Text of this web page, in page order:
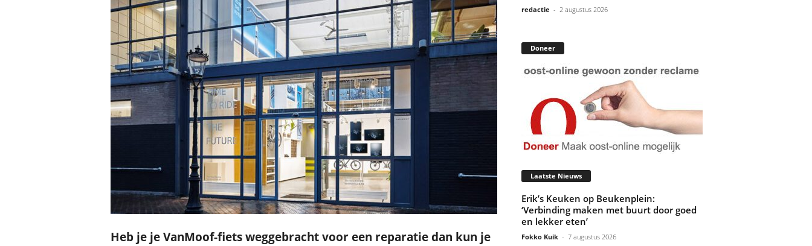
Heb je je VanMoof-fiets weggebracht voor een reparatie dan kun je
redactie - 2 augustus 2026
Doneer
Laatste Nieuws
Erik’s Keuken op Beukenplein:
‘Verbinding maken met buurt door goed
en lekker eten’
Fokko Kuik - 7 augustus 2026